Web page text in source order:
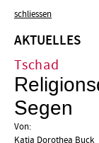
schliessen
AKTUELLES
Tschad
Segen
Von:
Katja Dorothea Buck